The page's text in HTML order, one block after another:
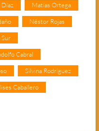
Díaz Matías Ortega
Néstor Rojas
Cabral
Silvina Rodríguez
Caballero